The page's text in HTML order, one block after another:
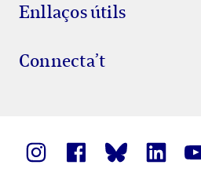
Enllaços útils
Connecta’t